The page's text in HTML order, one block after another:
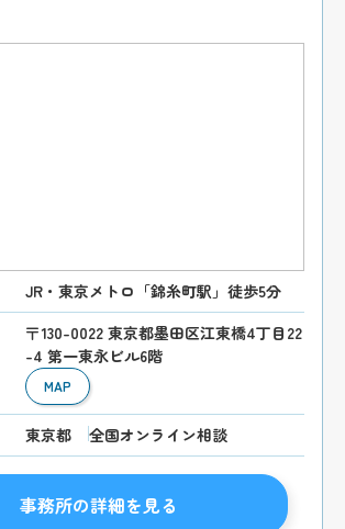
JR・東京メトロ「錦糸町駅」徒歩5分
〒130-0022 東京都墨田区江東橋4丁目22
-4 第一東永ビル6階
MAP
東京都 全国オンライン相談
事務所の詳細を見る